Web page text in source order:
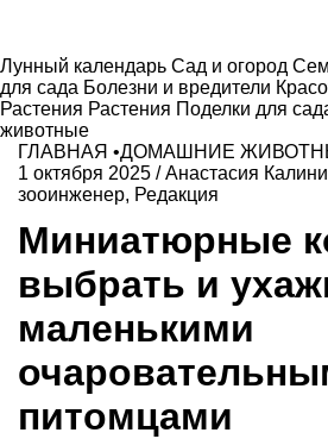
Лунный календарь Сад и огород
для сада Болезни и вредители
Растения Растения Поделки для
животные
ГЛАВНАЯ •ДОМАШНИЕ
1 октября 2025 /Анастасия
зооинженер, Редакция
Миниатюрные
выбрать и
маленькими
питомцами